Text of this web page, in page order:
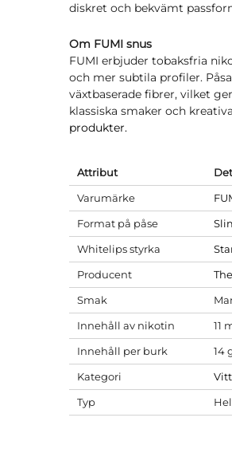
diskret och bekvämt
Om FUMI snus
FUMI erbjuder tobaksfria
och mer subtila profiler.
växtbaserade fibrer, vilket
klassiska smaker och
produkter.
Attribut
Varumärke
Format på påse
Whitelips styrka
Producent
Smak
Innehåll av nikotin
11
Innehåll per burk
14
Kategori
Typ